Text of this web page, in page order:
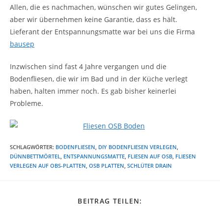
Allen, die es nachmachen, wünschen wir gutes Gelingen,
aber wir übernehmen keine Garantie, dass es hält.
Lieferant der Entspannungsmatte war bei uns die Firma
bausep
Inzwischen sind fast 4 Jahre vergangen und die
Bodenfliesen, die wir im Bad und in der Küche verlegt
haben, halten immer noch. Es gab bisher keinerlei
Probleme.
SCHLAGWÖRTER: BODENFLIESEN, DIY BODENFLIESEN VERLEGEN,
DÜNNBETTMÖRTEL, ENTSPANNUNGSMATTE, FLIESEN AUF OSB, FLIESEN
VERLEGEN AUF OBS-PLATTEN, OSB PLATTEN, SCHLÜTER DRAIN
BEITRAG TEILEN: